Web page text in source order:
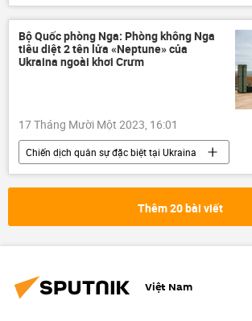
Việt Nam
Kinh tế
Kinh doanh
doanh nghiệp
cà phê
Bộ Quốc phòng Nga: Phòng không Nga
tiêu diệt 2 tên lửa «Neptune» của
Ukraina ngoài khơi Crưm
17 Tháng Mười Một 2023, 16:01
Chiến dịch quân sự đặc biệt tại Ukraina
Bộ Quốc phòng Nga
Nga
Ukraina
Thế giới
xung đột quân sự Crưm
Thêm 20 bài viết
Việt Nam